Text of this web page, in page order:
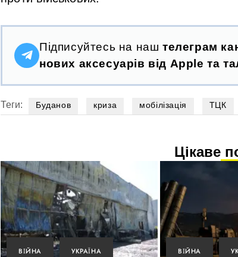
Підписуйтесь на наш телеграм
нових аксесуарів від Apple та
Теги: Буданов криза мобілізація ТЦК
Цікаве
ВІЙНА УКРАЇНА ВІЙНА